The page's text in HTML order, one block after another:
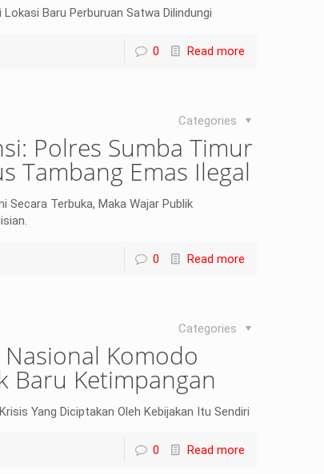
Baru Perburuan Satwa Dilindungi
0 Read more
Categories
Polres Sumba Timur
Tambang Emas Ilegal
Secara Terbuka, Maka Wajar Publik
0 Read more
Categories
Komodo
Baru Ketimpangan
Yang Diciptakan Oleh Kebijakan Itu Sendiri
0 Read more